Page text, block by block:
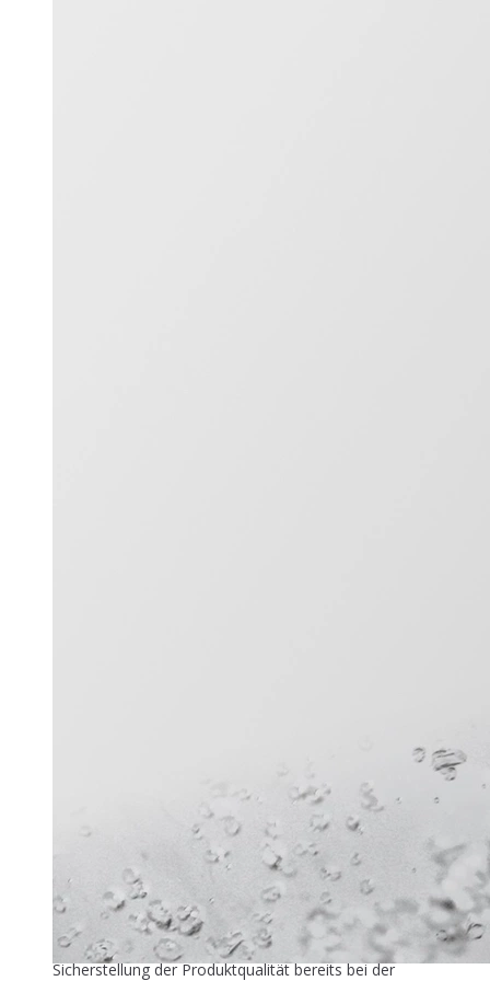
Zuver­läs­si­ge Füllstandmessung
26. Mai 2026
In der industriellen Speiseeisproduktion beginnt die
Sicherstellung der Produktqualität bereits bei der